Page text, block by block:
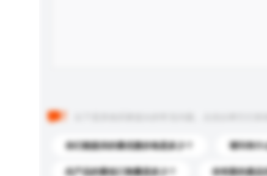
你们能提供的最优惠价格是多少？ 请问有什
此产品的最低订购量是多少？ 你有新的產品